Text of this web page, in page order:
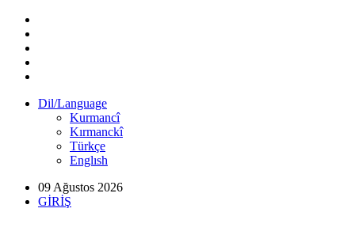
Dil/Language
Kurmancî
Kırmanckî
Türkçe
Englısh
09 Ağustos 2026
GİRİŞ